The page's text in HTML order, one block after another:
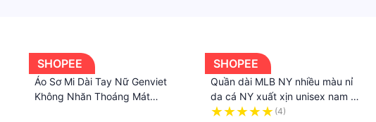
SHOPEE
Áo Sơ Mi Dài Tay Nữ Genviet
Không Nhăn Thoáng Mát
SHOPEE
Quần dài MLB NY nhiều màu nỉ
da cá NY xuất xịn unisex nam nữ
vnxk
(4)